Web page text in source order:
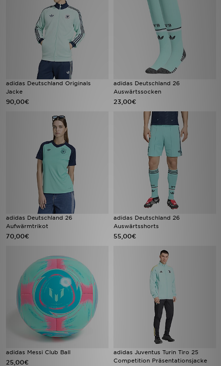
adidas Deutschland Originals
Jacke
90,00€
adidas Deutschland 26
Auswärtssocken
23,00€
adidas Deutschland 26
Aufwärmtrikot
70,00€
adidas Deutschland 26
Auswärtsshorts
55,00€
adidas Messi Club Ball
25,00€
adidas Juventus Turin Tiro 25
Competition Präsentationsjacke